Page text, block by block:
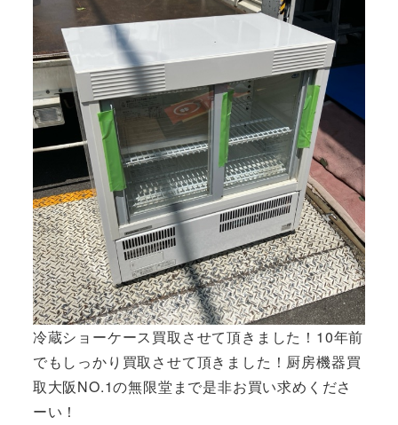
冷蔵ショーケース買取させて頂きました！10年前
でもしっかり買取させて頂きました！厨房機器買
取大阪NO.1の無限堂まで是非お買い求めくださ
ーい！